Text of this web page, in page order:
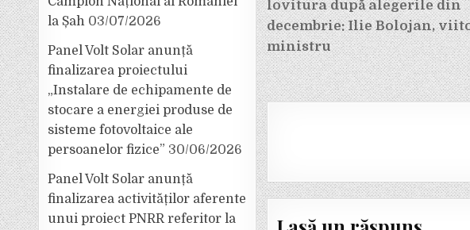
în
articole
lovitura după alegerile din
decembrie: Ilie Bolojan,
ministru
la Șah 03/07/2026
Panel Volt Solar anunță
finalizarea proiectului
„Instalare de echipamente de
stocare a energiei produse de
sisteme fotovoltaice ale
persoanelor fizice” 30/06/2026
Panel Volt Solar anunță
finalizarea activităților aferente
unui proiect PNRR referitor la